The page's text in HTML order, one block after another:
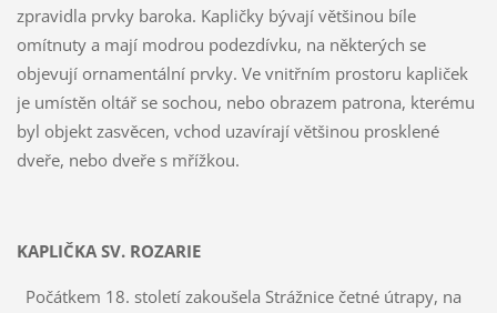
zpravidla prvky baroka. Kapličky bývají většinou bíle
omítnuty a mají modrou podezdívku, na některých se
objevují ornamentální prvky. Ve vnitřním prostoru kapliček
je umístěn oltář se sochou, nebo obrazem patrona, kterému
byl objekt zasvěcen, vchod uzavírají většinou prosklené
dveře, nebo dveře s mřížkou.
KAPLIČKA SV. ROZARIE
Počátkem 18. století zakoušela Strážnice četné útrapy, na